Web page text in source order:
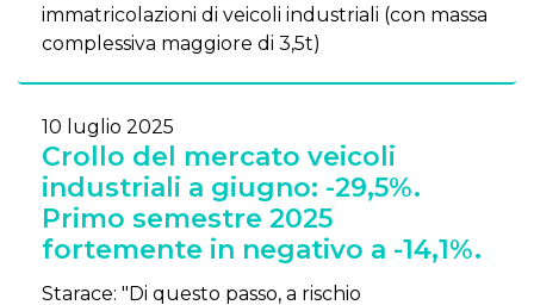
immatricolazioni di veicoli industriali (con massa
complessiva maggiore di 3,5t)
10 luglio 2025
Crollo del mercato veicoli
industriali a giugno: -29,5%.
Primo semestre 2025
fortemente in negativo a -14,1%.
Starace: "Di questo passo, a rischio